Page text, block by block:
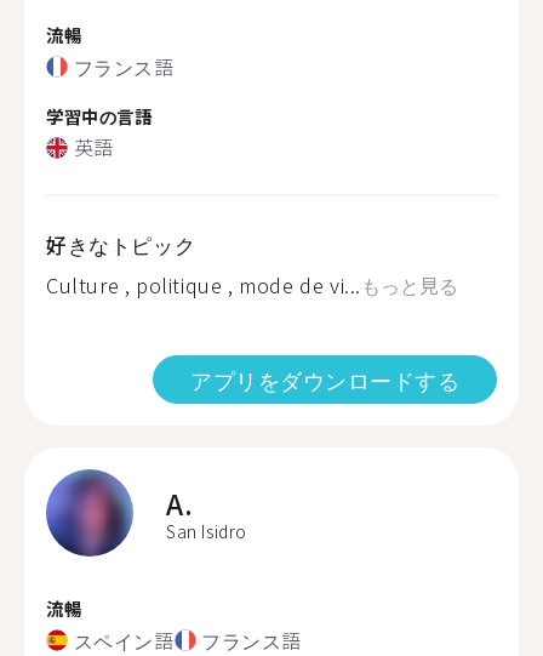
流暢
フランス語
学習中の言語
英語
好きなトピック
Culture , politique , mode de vi... もっと見る
アプリをダウンロードする
A.
San Isidro
流暢
スペイン語 フランス語